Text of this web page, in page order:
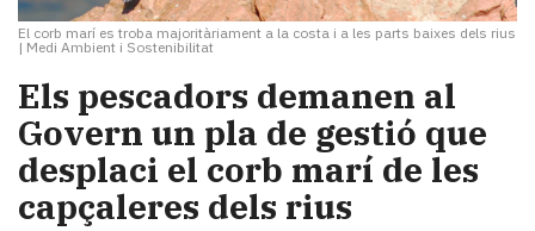
El corb marí es troba majoritàriament a la costa i a les parts baixes dels rius
| Medi Ambient i Sostenibilitat
Els pescadors demanen al
Govern un pla de gestió que
desplaci el corb marí de les
capçaleres dels rius